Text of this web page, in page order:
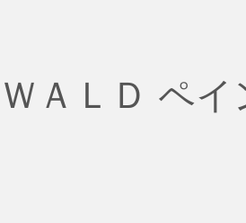
ＡＬＤ ペ